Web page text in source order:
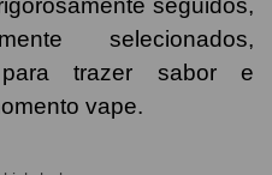
seguidos,
selecionados,
trazer sabor e
vape.